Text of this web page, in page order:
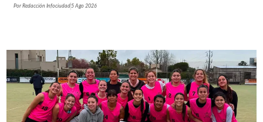
PorRedacción Infociudad 5 Ago 2026